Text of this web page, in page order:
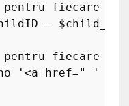
fiecare
= $child_cat
fiecare
'<a href=" '